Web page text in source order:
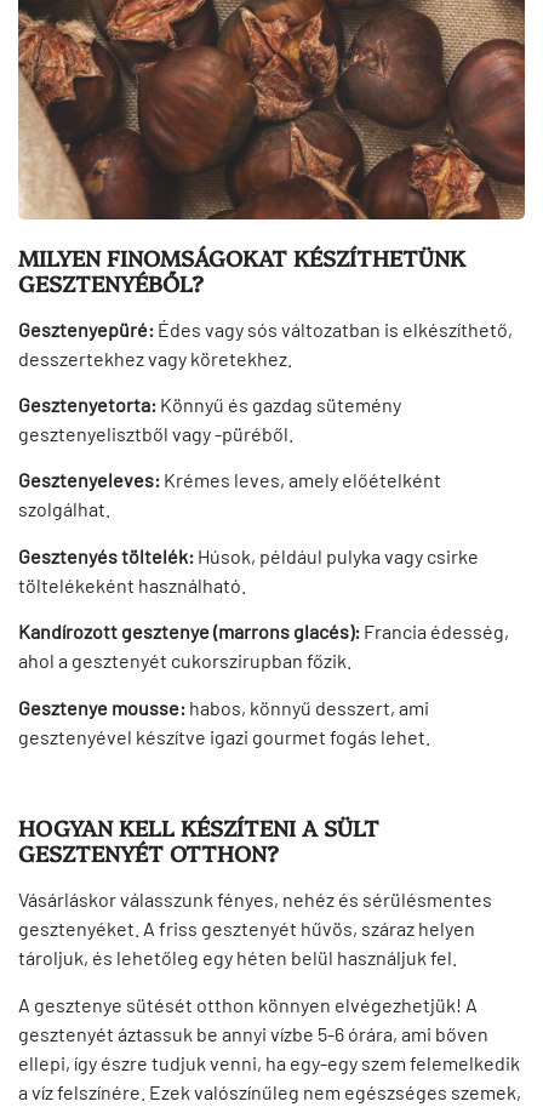
MILYEN FINOMSÁGOKAT KÉSZÍTHETÜNK
GESZTENYÉBŐL?
Gesztenyepüré: Édes vagy sós változatban is elkészíthető,
desszertekhez vagy köretekhez.
Gesztenyetorta: Könnyű és gazdag sütemény
gesztenyelisztből vagy -püréből.
Gesztenyeleves: Krémes leves, amely előételként
szolgálhat.
Gesztenyés töltelék: Húsok, például pulyka vagy csirke
töltelékeként használható.
Kandírozott gesztenye (marrons glacés): Francia édesség,
ahol a gesztenyét cukorszirupban főzik.
Gesztenye mousse: habos, könnyű desszert, ami
gesztenyével készítve igazi gourmet fogás lehet.
HOGYAN KELL KÉSZÍTENI A SÜLT
GESZTENYÉT OTTHON?
Vásárláskor válasszunk fényes, nehéz és sérülésmentes
gesztenyéket. A friss gesztenyét hűvös, száraz helyen
tároljuk, és lehetőleg egy héten belül használjuk fel.
A gesztenye sütését otthon könnyen elvégezhetjük! A
gesztenyét áztassuk be annyi vízbe 5-6 órára, ami bőven
ellepi, így észre tudjuk venni, ha egy-egy szem felemelkedik
a víz felszínére. Ezek valószínűleg nem egészséges szemek,